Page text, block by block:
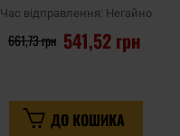
Час відправлення: Негайно
541,52 грн
661,73 грн
ДО КОШИКА